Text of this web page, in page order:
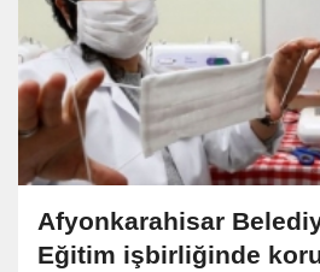
Afyonkarahisar
Eğitim işbirliğinde